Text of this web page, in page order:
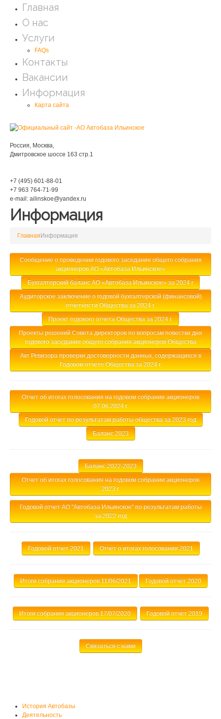
Главная
О нас
Услуги
FAQs
Контакты
Вакансии
Информация
Карта сайта
Россия, Москва,
Дмитровское шоссе 163 стр.1
+7 (495) 601-88-01
+7 963 764-71-99
e-mail: ailinskoe@yandex.ru
Информация
Главная Информация
Сообщение о проведении годового заседания общего собрания
акционеров АО «Автобаза Ильинское»
Бухгалтерский баланс АО «Автобаза Ильинское» за 2024 г
Аудиторское заключение о годовой бухгалтерской (финансовой)
отчетности Общества за 2024 г.
Проект годового отчета Общества за 2024 г.
Проекты решений Совета директоров по вопросам повестки дня
годового заседания общего собрания акционеров Общества
Акт Ревизора проверки достоверности данных, содержащихся в
Годовом отчете Общества за 2024 г.
Отчет об итогах голосования на годовом собрании акционеров
07.06.2024 г.
Годовой отчет по результатам работы общества за 2023 год
Баланс 2023
Баланс 2022-2023
Отчет об итогах голосования на годовом собрании акционеров
2023 г.
Годовой отчет АО "Автобаза Ильинское" по результатам работы
за 2022 год
Годовой отчет 2021 Отчет о итогах голосования 2021
Итоги собрания акционеров 11/06/2021 Годовой отчет 2020
Итоги собрания акционеров 17/07/2020 Годовой отчет 2019
Связаться с нами
История Автобазы
Деятельность